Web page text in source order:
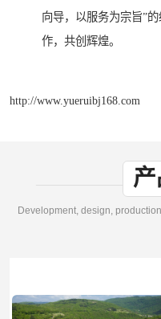
向导，以服务为宗旨”
作，共创辉煌。
http://www.yueruibj168.com